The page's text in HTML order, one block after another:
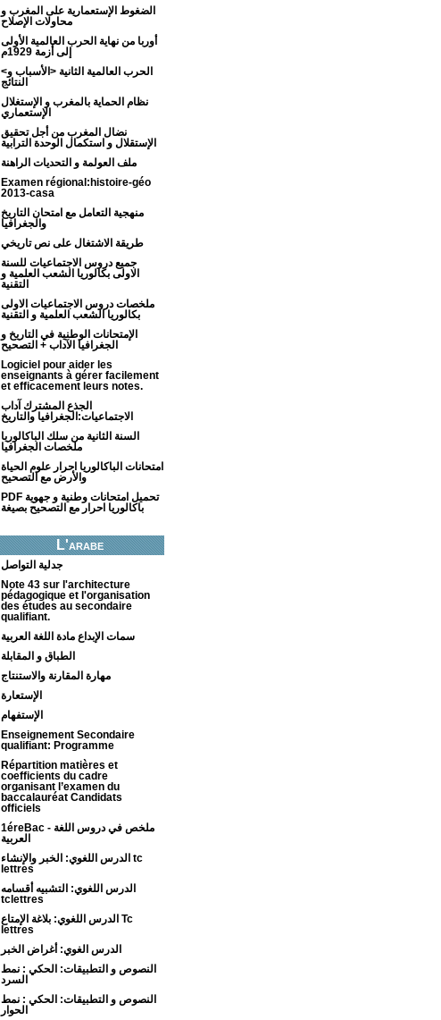
الضغوط الإستعمارية على المغرب و
محاولات الإصلاح
أوربا من نهاية الحرب العالمية الأولى
إلى أزمة 1929م
<الحرب العالمية الثانية <الأسباب و
النتائج
نظام الحماية بالمغرب و الإستغلال
الإستعماري
نضال المغرب من أجل تحقيق
الإستقلال و استكمال الوحدة الترابية
ملف العولمة و التحديات الراهنة
Examen régional:histoire-géo
2013-casa
منهجية التعامل مع امتحان التاريخ
والجغرافيا
طريقة الاشتغال على نص تاريخي
جميع دروس الاجتماعيات للسنة
الاولى بكالوريا الشعب العلمية و
التقنية
ملخصات دروس الاجتماعيات الاولى
بكالوريا الشعب العلمية و التقنية
الإمتحانات الوطنية في التاريخ و
الجغرافيا الآداب + التصحيح
Logiciel pour aider les
enseignants à gérer facilement
et efficacement leurs notes.
الجذع المشترك آداب
الاجتماعيات:الجغرافيا والتاريخ
السنة الثانية من سلك الباكالوريا
ملخصات الجغرافيا
امتحانات الباكالوريا احرار علوم الحياة
والأرض مع التصحيح
PDF تحميل امتحانات وطنية و جهوية
باكالوريا احرار مع التصحيح بصيغة
L'arabe
جدلية التواصل
Note 43 sur l'architecture
pédagogique et l'organisation
des études au secondaire
qualifiant.
سمات الإبداع مادة اللغة العربية
الطباق و المقابلة
مهارة المقارنة والاستنتاج
الإستعارة
الإستفهام
Enseignement Secondaire
qualifiant: Programme
Répartition matières et
coefficients du cadre
organisant l’examen du
baccalauréat Candidats
officiels
1éreBac - ملخص في دروس اللغة
العربية
الدرس اللغوي: الخبر والإنشاء tc
lettres
الدرس اللغوي: التشبيه أقسامه
tclettres
الدرس اللغوي: بلاغة الإمتاع Tc
lettres
الدرس الغوي: أغراض الخبر
النصوص و التطبيقات: الحكي : نمط
السرد
النصوص و التطبيقات: الحكي : نمط
الحوار